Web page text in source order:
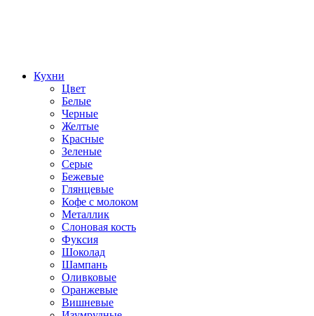
Кухни
Цвет
Белые
Черные
Желтые
Красные
Зеленые
Серые
Бежевые
Глянцевые
Кофе с молоком
Металлик
Слоновая кость
Фуксия
Шоколад
Шампань
Оливковые
Оранжевые
Вишневые